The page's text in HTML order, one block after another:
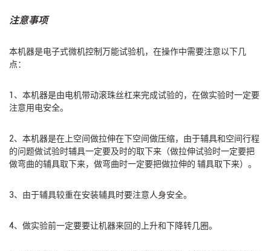
注意事项
本机器是电子式微机控制万能试验机，在操作中需要注意以下几
点：
1、本机器是由电机带动滚珠丝杠来完成试验的，在做实验时一定要
注意用电安全。
2、本机器是在上空间做拉伸在下空间做压缩，由于辅具和空间行程
的问题做试验时辅具一定要及时的取下来（做拉伸试验时一定要把
做弯曲的辅具取下来，做弯曲时一定要把做拉伸的 辅具取下来）。
3、由于辅具较重在安装辅具时要注意人身安全。
4、做实验前一定要要让机器来回的上升和下降转几圈。